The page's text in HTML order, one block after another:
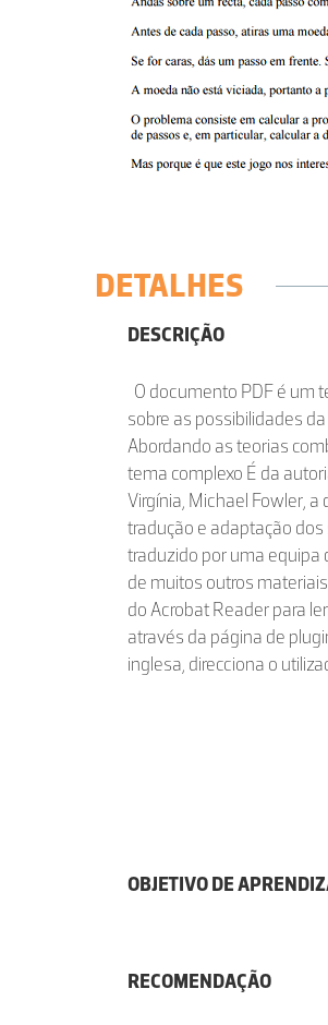
DETALHES
DESCRIÇÃO
O documento PDF é um
sobre as possibilidades
Abordando as teorias
tema complexo É da
Virgínia, Michael Fowler,
tradução e adaptação dos
traduzido por uma equipa
de muitos outros
do Acrobat Reader para
através da página de
inglesa, direcciona o
OBJETIVO DE
RECOMENDAÇÃO